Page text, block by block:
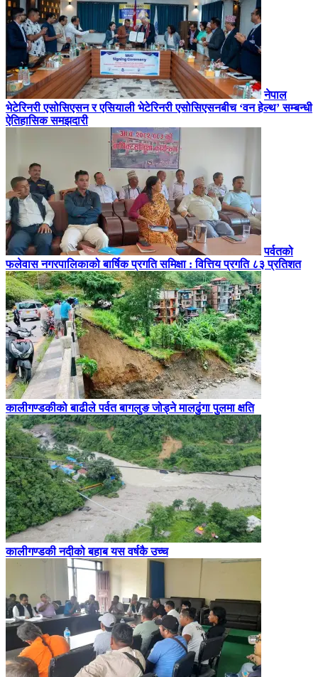
नेपाल
भेटेरिनरी एसोसिएसन र एसियाली भेटेरिनरी एसोसिएसनबीच ‘वन हेल्थ’ सम्बन्धी
ऐतिहासिक समझदारी
पर्वतको
फलेवास नगरपालिकाको बार्षिक प्रगति समिक्षा : वित्तिय प्रगति ८३ प्रतिशत
कालीगण्डकीको बाढीले पर्वत बागलुङ जोड्ने मालढुंगा पुलमा क्षति
कालीगण्डकी नदीको बहाब यस वर्षकै उच्च